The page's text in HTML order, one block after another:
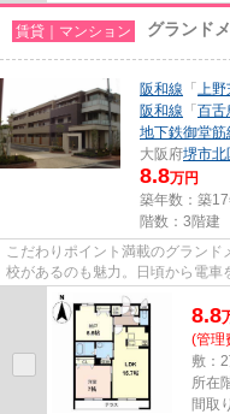
賃貸｜マンション グランド
阪和線 「 上野
阪和線 「 百舌
地下鉄御堂筋
大阪府堺市北
8.8万円
築年数：築17
階数：3階建
こだわりポイント満載のグラン
校があるのも魅力。日頃から電
がでしょうか。こちらはマンシ...
8.8
(管理
敷：
所在
間取